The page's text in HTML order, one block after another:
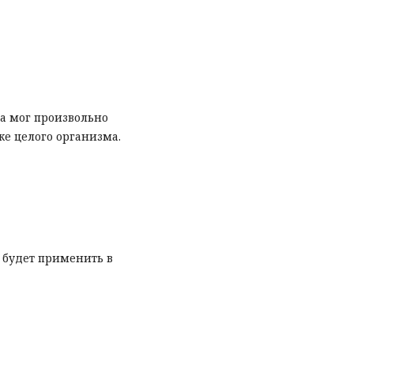
мог произвольно
целого организма.
применить в